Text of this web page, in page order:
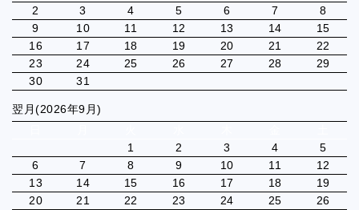
2
3 4 5 6 7
8
9
10 11 12 13 14
15
16
17 18 19 20 21
22
23
24 25 26 27 28
29
30
31
翌月(2026年9月)
1
2 3 4
5
6
7 8 9 10 11
12
13
14 15 16 17 18
19
20
21 22 23 24 25
26